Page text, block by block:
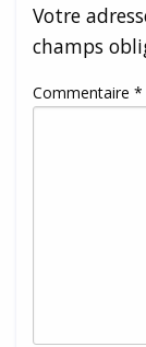
Votre
champs
Commentaire *